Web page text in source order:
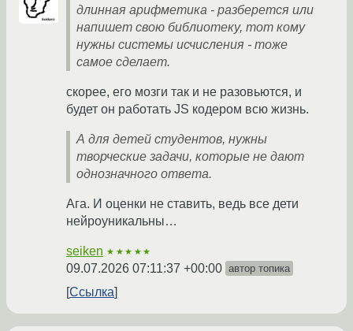
длинная арифметика - разберется или
напишет свою библиотеку, тот кому
нужны системы исчисления - тоже
самое сделает.
скорее, его мозги так и не разовьются, и
будет он работать JS кодером всю жизнь.
А для детей студентов, нужны
творческие задачи, которые не дают
однозначного ответа.
Ага. И оценки не ставить, ведь все дети
нейроуникальны…
seiken ★★★★★
09.07.2026 07:11:37 +00:00 автор топика
Ссылка